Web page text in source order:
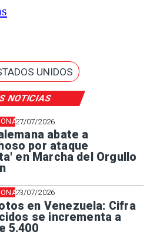
NOTICIAS
27/07/2026
abate a
por ataque
en Marcha del Orgullo
23/07/2026
en Venezuela: Cifra
se incrementa a
5.400
UNIDOS